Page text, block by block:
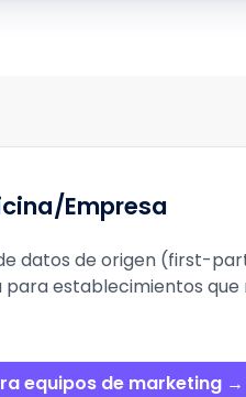
Empresa
datos de origen (first-
establecimientos
equipos de marketing →